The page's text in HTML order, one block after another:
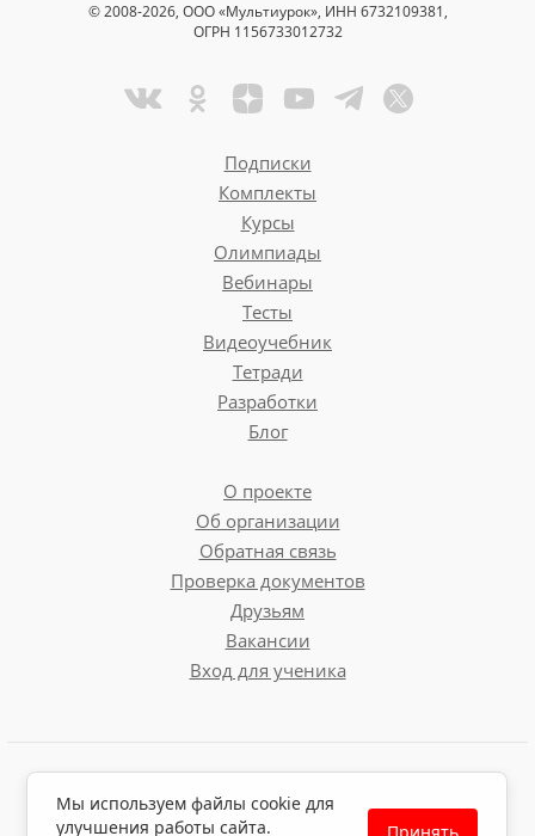
© 2008-2026, ООО «Мультиурок», ИНН 6732109381,
ОГРН 1156733012732
Подписки
Комплекты
Курсы
Олимпиады
Вебинары
Тесты
Видеоучебник
Тетради
Разработки
Блог
О проекте
Об организации
Обратная связь
Проверка документов
Друзьям
Вакансии
Вход для ученика
Политика обработки персональных данных
Мы используем файлы cookie для
улучшения работы сайта.
Принять